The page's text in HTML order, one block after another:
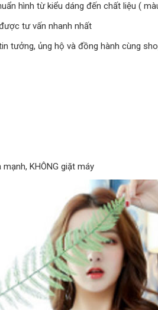
hình từ kiểu dáng đến chất liệu (
tư vấn nhanh nhất
tưởng, ủng hộ và đồng hành cùng
KHÔNG giặt máy